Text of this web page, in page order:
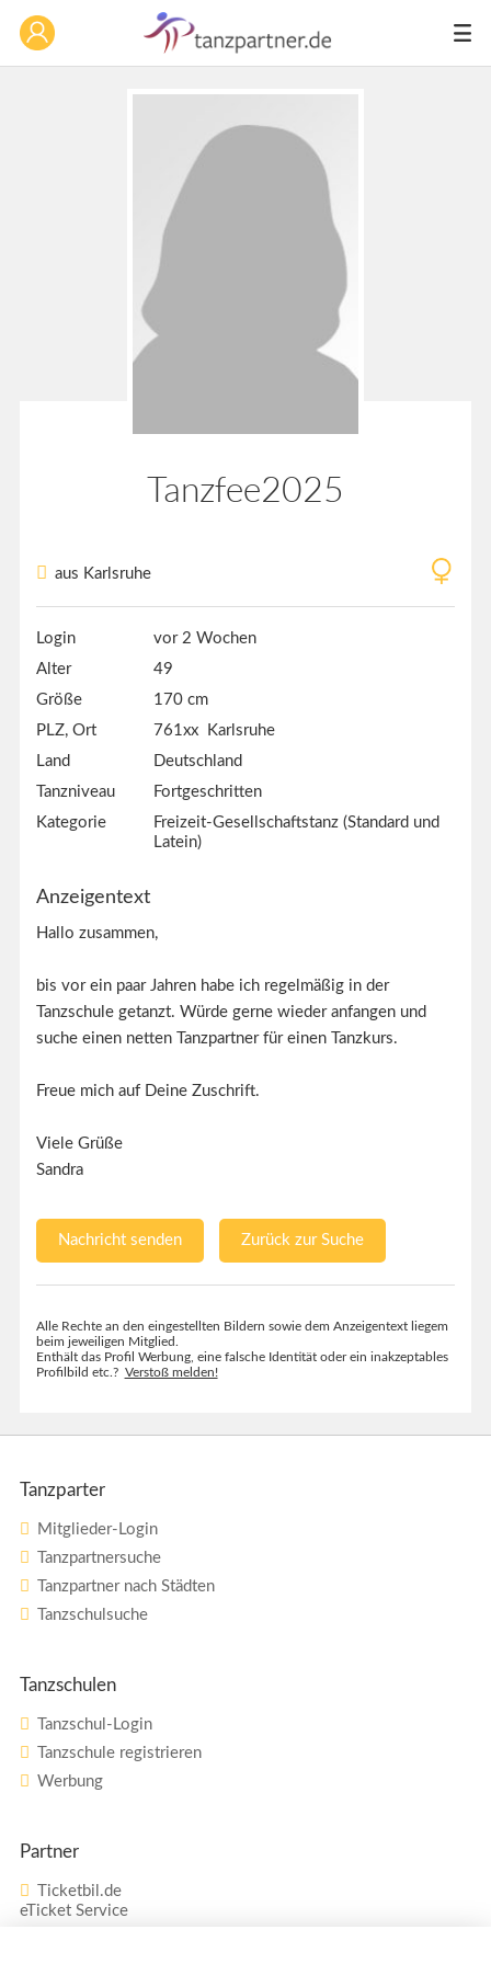
Tanzfee2025
aus Karlsruhe
Login
vor 2 Wochen
Alter
49
Größe
170 cm
PLZ, Ort
761xx Karlsruhe
Land
Deutschland
Tanzniveau
Fortgeschritten
Kategorie
Freizeit-Gesellschaftstanz (Standard und
Latein)
Anzeigentext
Hallo zusammen,
bis vor ein paar Jahren habe ich regelmäßig in der
Tanzschule getanzt. Würde gerne wieder anfangen und
suche einen netten Tanzpartner für einen Tanzkurs.
Freue mich auf Deine Zuschrift.
Viele Grüße
Sandra
Nachricht senden Zurück zur Suche
Alle Rechte an den eingestellten Bildern sowie dem Anzeigentext liegem
beim jeweiligen Mitglied.
Enthält das Profil Werbung, eine falsche Identität oder ein inakzeptables
Profilbild etc.? Verstoß melden!
Tanzparter
Mitglieder-Login
Tanzpartnersuche
Tanzpartner nach Städten
Tanzschulsuche
Tanzschulen
Tanzschul-Login
Tanzschule registrieren
Werbung
Partner
Ticketbil.de
eTicket Service